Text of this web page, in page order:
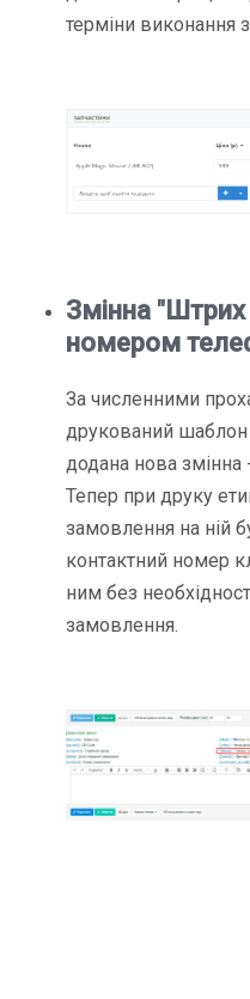
терміни виконання
Змінна
номером
За численними
друкований
додана нова змінна
Тепер при друку
замовлення на ній
контактний номер
ним без
замовлення.